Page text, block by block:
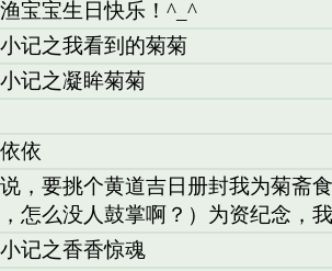
宝宝生日快乐！^_^
记之我看到的菊菊
记之凝眸菊菊
依
，要挑个黄道吉日册封我为菊斋
，怎么没人鼓掌啊？）为资纪念，
记之香香惊魂